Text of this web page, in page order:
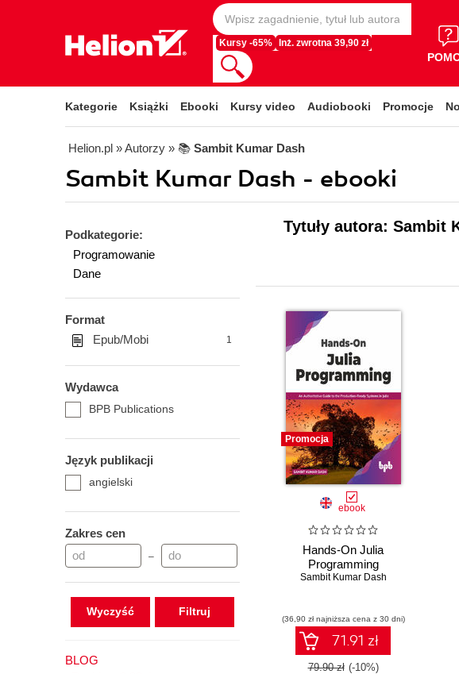
Kursy -65% Inż. zwrotna 39,90 zł
Kategorie Książki Ebooki Kursy video Audiobooki Promocje
Helion.pl » Autorzy » 📚 Sambit Kumar Dash
Sambit Kumar Dash - ebooki
Podkategorie:
Programowanie
Dane
Format
Epub/Mobi
1
Wydawca
BPB Publications
Język publikacji
angielski
Zakres cen
–
Wyczyść
BLOG
Tytuły autora: Sambit
Promocja
ebook
Hands-On Julia
Programming
Sambit Kumar Dash
(36,90 zł najniższa cena z 30 dni)
71.91 zł
79.90 zł (-10%)